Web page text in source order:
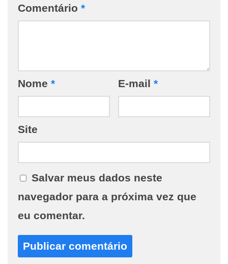
Comentário *
Nome * E-mail *
Site
Salvar meus dados neste
navegador para a próxima vez que
eu comentar.